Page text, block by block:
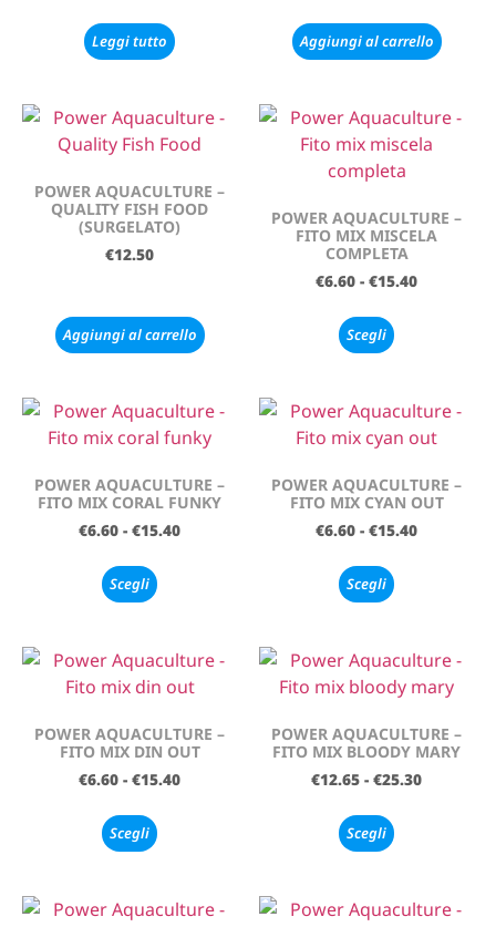
Leggi tutto Aggiungi al carrello
POWER AQUACULTURE –
QUALITY FISH FOOD
(SURGELATO)
€12.50
Aggiungi al carrello
POWER AQUACULTURE –
FITO MIX MISCELA
COMPLETA
€6.60 - €15.40
Scegli
POWER AQUACULTURE –
FITO MIX CORAL FUNKY
€6.60 - €15.40
Scegli
POWER AQUACULTURE –
FITO MIX CYAN OUT
€6.60 - €15.40
Scegli
POWER AQUACULTURE –
FITO MIX DIN OUT
€6.60 - €15.40
Scegli
POWER AQUACULTURE –
FITO MIX BLOODY MARY
€12.65 - €25.30
Scegli